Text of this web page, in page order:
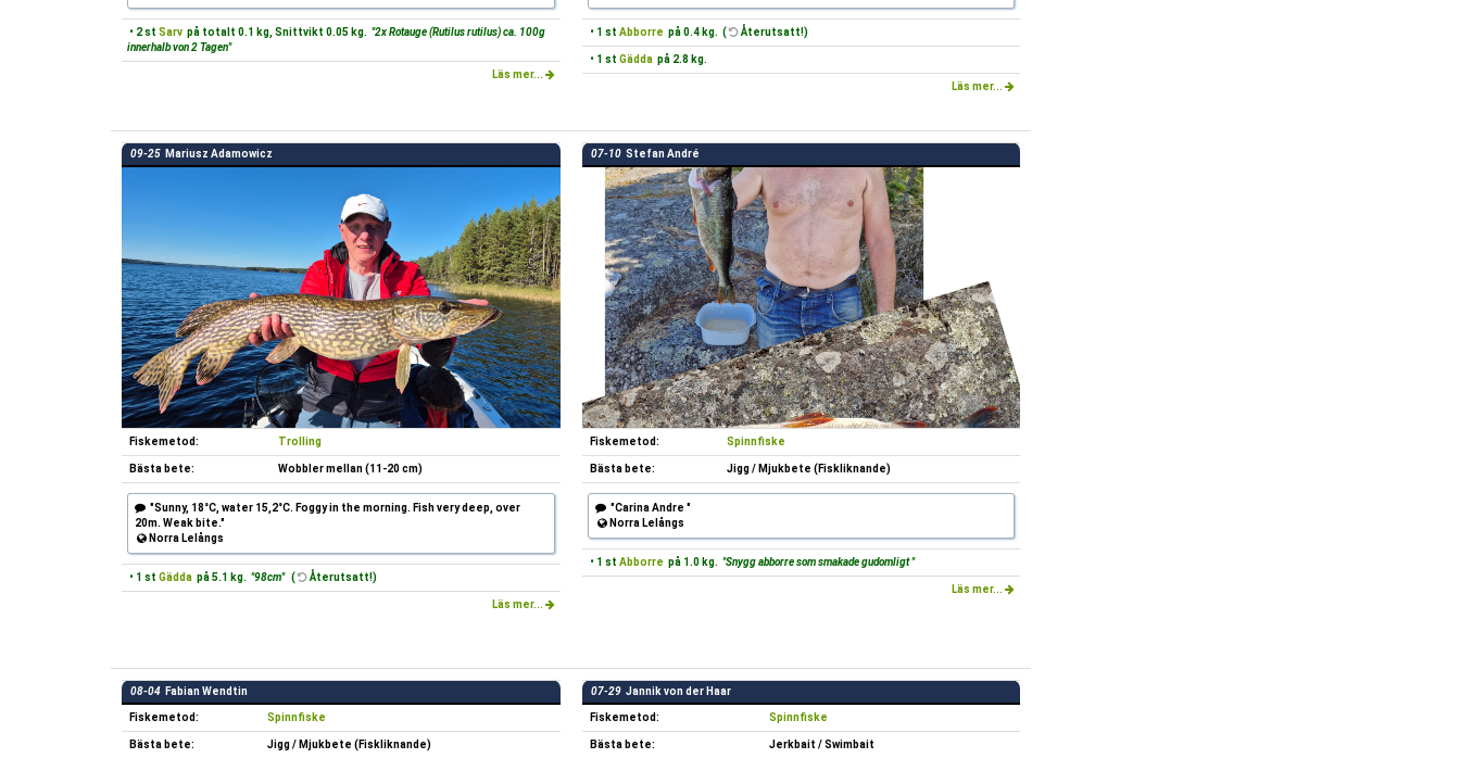
• 2 st Sarv på totalt 0.1 kg, Snittvikt 0.05 kg. "2x Rotauge (Rutilus rutilus) ca. 100g
innerhalb von 2 Tagen"
Läs mer...
• 1 st Abborre på 0.4 kg. ( Återutsatt!)
• 1 st Gädda på 2.8 kg.
Läs mer...
09-25 Mariusz Adamowicz
Fiskemetod: Trolling
Bästa bete: Wobbler mellan (11-20 cm)
"Sunny, 18°C, water 15,2°C. Foggy in the morning. Fish very deep, over
20m. Weak bite."
Norra Lelångs
• 1 st Gädda på 5.1 kg. "98cm" ( Återutsatt!)
Läs mer...
07-10 Stefan André
Fiskemetod: Spinnfiske
Bästa bete: Jigg / Mjukbete (Fiskliknande)
"Carina Andre "
Norra Lelångs
• 1 st Abborre på 1.0 kg. "Snygg abborre som smakade gudomligt "
Läs mer...
08-04 Fabian Wendtin
Fiskemetod: Spinnfiske
Bästa bete: Jigg / Mjukbete (Fiskliknande)
07-29 Jannik von der Haar
Fiskemetod: Spinnfiske
Bästa bete: Jerkbait / Swimbait